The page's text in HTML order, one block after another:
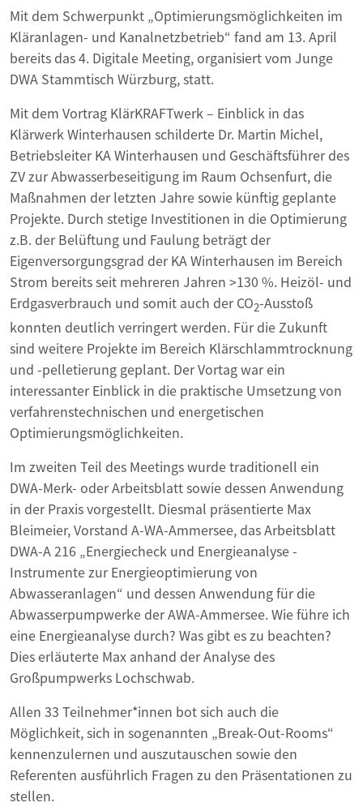
Mit dem Schwerpunkt „Optimierungsmöglichkeiten im
Kläranlagen- und Kanalnetzbetrieb“ fand am 13. April
bereits das 4. Digitale Meeting, organisiert vom Junge
DWA Stammtisch Würzburg, statt.
Mit dem Vortrag KlärKRAFTwerk – Einblick in das
Klärwerk Winterhausen schilderte Dr. Martin Michel,
Betriebsleiter KA Winterhausen und Geschäftsführer des
ZV zur Abwasserbeseitigung im Raum Ochsenfurt, die
Maßnahmen der letzten Jahre sowie künftig geplante
Projekte. Durch stetige Investitionen in die Optimierung
z.B. der Belüftung und Faulung beträgt der
Eigenversorgungsgrad der KA Winterhausen im Bereich
Strom bereits seit mehreren Jahren >130 %. Heizöl- und
Erdgasverbrauch und somit auch der CO2-Ausstoß
konnten deutlich verringert werden. Für die Zukunft
sind weitere Projekte im Bereich Klärschlammtrocknung
und -pelletierung geplant. Der Vortag war ein
interessanter Einblick in die praktische Umsetzung von
verfahrenstechnischen und energetischen
Optimierungsmöglichkeiten.
Im zweiten Teil des Meetings wurde traditionell ein
DWA-Merk- oder Arbeitsblatt sowie dessen Anwendung
in der Praxis vorgestellt. Diesmal präsentierte Max
Bleimeier, Vorstand A-WA-Ammersee, das Arbeitsblatt
DWA-A 216 „Energiecheck und Energieanalyse -
Instrumente zur Energieoptimierung von
Abwasseranlagen“ und dessen Anwendung für die
Abwasserpumpwerke der AWA-Ammersee. Wie führe ich
eine Energieanalyse durch? Was gibt es zu beachten?
Dies erläuterte Max anhand der Analyse des
Großpumpwerks Lochschwab.
Allen 33 Teilnehmer*innen bot sich auch die
Möglichkeit, sich in sogenannten „Break-Out-Rooms“
kennenzulernen und auszutauschen sowie den
Referenten ausführlich Fragen zu den Präsentationen zu
stellen.